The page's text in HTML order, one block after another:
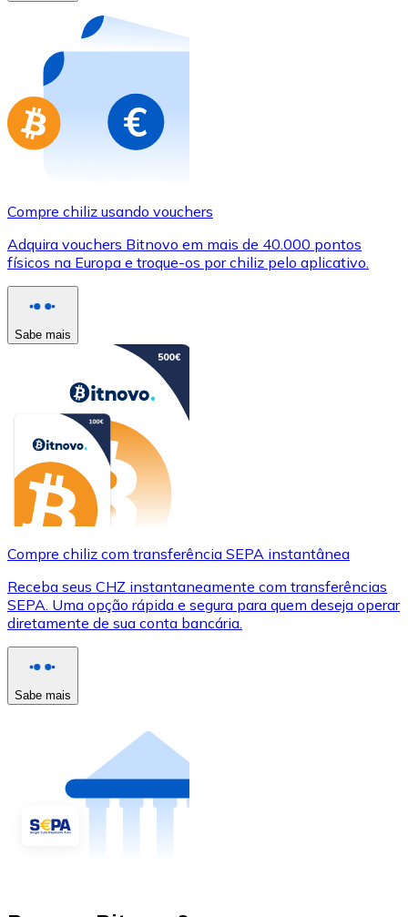
Compre cartões-presente das suas marcas favoritas
Ir para a loja de cartões-presente
Compre chiliz usando vouchers
Adquira vouchers Bitnovo em mais de 40.000 pontos
físicos na Europa e troque-os por chiliz pelo aplicativo.
Sabe mais
Compre chiliz com transferência SEPA instantânea
Receba seus CHZ instantaneamente com transferências
SEPA. Uma opção rápida e segura para quem deseja operar
diretamente de sua conta bancária.
Sabe mais